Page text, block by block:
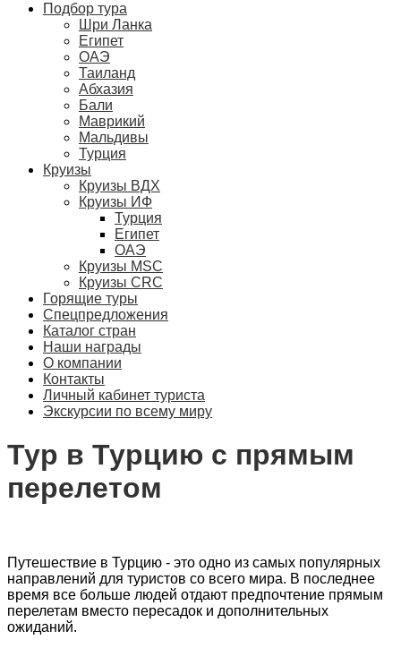
Подбор тура
Шри Ланка
Египет
ОАЭ
Таиланд
Абхазия
Бали
Маврикий
Мальдивы
Турция
Круизы
Круизы ВДХ
Круизы ИФ
Турция
Египет
ОАЭ
Круизы MSC
Круизы CRC
Горящие туры
Спецпредложения
Каталог стран
Наши награды
О компании
Контакты
Личный кабинет туриста
Экскурсии по всему миру
Тур в Турцию с прямым
перелетом
Путешествие в Турцию - это одно из самых популярных
направлений для туристов со всего мира. В последнее
время все больше людей отдают предпочтение прямым
перелетам вместо пересадок и дополнительных
ожиданий.